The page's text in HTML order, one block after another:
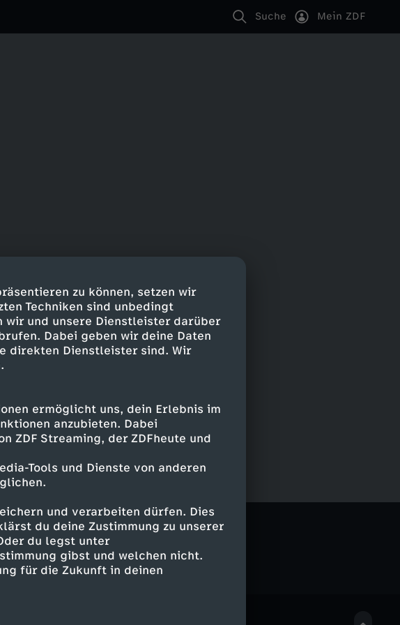
zu können, setzen wir
Techniken sind unbedingt
und unsere Dienstleister darüber
Dabei geben wir deine Daten
direkten Dienstleister sind. Wir
ermöglicht uns, dein Erlebnis im
anzubieten. Dabei
ZDF Streaming, der ZDFheute und
Tools und Dienste von anderen
und verarbeiten dürfen. Dies
du deine Zustimmung zu unserer
du legst unter
gibst und welchen nicht.
für die Zukunft in deinen
Suche Mein ZDF